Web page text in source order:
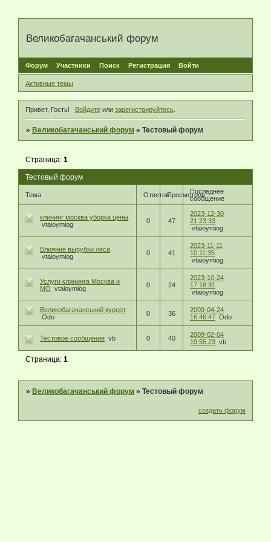
Великобагачанський форум
Форум Участники Поиск Регистрация Войти
Активные темы
Привет, Гость! Войдитеили зарегистрируйтесь.
» Великобагачанський форум »Тестовый форум
Тестовый форум
Страница:1
Тема ОтветовПросмотровПоследнее
сообщение
клининг москва уборка цены
vtaioymiog
0 47
2023-12-30
21:23:33
vtaioymiog
Влияние вырубки леса
vtaioymiog
0 41
2023-11-11
10:11:35
vtaioymiog
Услуги клининга Москва и
МО
vtaioymiog 0 24
2023-10-24
17:18:31
vtaioymiog
Великобагачанський курорт
Odo
0 36
2009-04-24
16:46:47 Odo
Тестовое сообщение vb 0 40
2009-02-04
19:55:23 vb
Страница:1
»Великобагачанський форум »Тестовый форум
создать форум